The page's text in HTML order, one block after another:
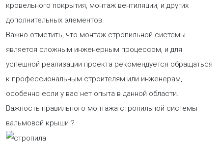
кровельного покрытия, монтаж вентиляции, и других
дополнительных элементов.
Важно отметить, что монтаж стропильной системы
является сложным инженерным процессом, и для
успешной реализации проекта рекомендуется обращаться
к профессиональным строителям или инженерам,
особенно если у вас нет опыта в данной области.
Важность правильного монтажа стропильной системы
вальмовой крыши ?